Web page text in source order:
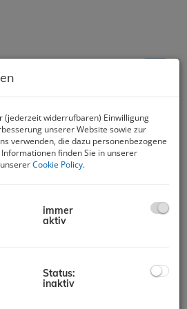
Potenzial in
befindet sich dieses Wohnhaus aus
zwischenzeitlich modernisiert
m² verteilt sich auf drei Etagen. Im
(jederzeit widerrufbaren) Einwilligung
unserer Website sowie zur
verwenden, die dazu personenbezogene
finden Sie in unserer
Cookie Policy.
immer
aktiv
Status:
inaktiv